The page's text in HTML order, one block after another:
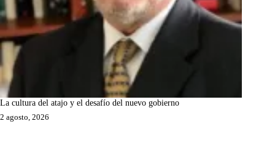
La cultura del atajo y el desafío del nuevo gobierno
2 agosto, 2026